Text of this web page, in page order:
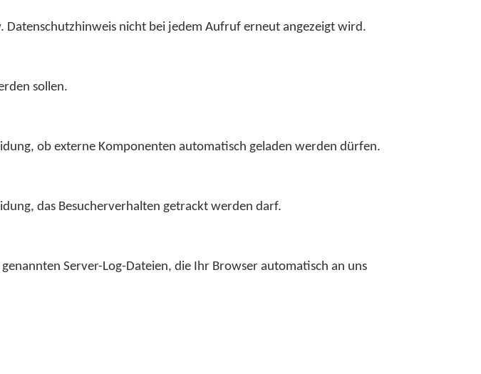
Datenschutzhinweis nicht bei jedem Aufruf erneut angezeigt wird.
sollen.
ob externe Komponenten automatisch geladen werden dürfen.
das Besucherverhalten getrackt werden darf.
Server-Log-Dateien, die Ihr Browser automatisch an uns